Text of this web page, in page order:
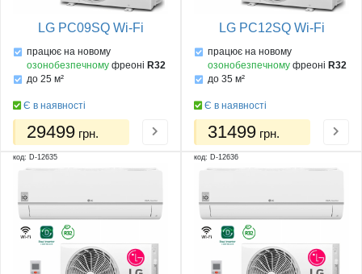
LG PC09SQ Wi-Fi
працює на новому
озонобезпечномуфреоні R32
до 25 м²
Є в наявності
29499 грн.
LG PC12SQ Wi-Fi
працює на новому
озонобезпечномуфреоні R32
до 35 м²
Є в наявності
31499 грн.
код: D-12635 код: D-12636